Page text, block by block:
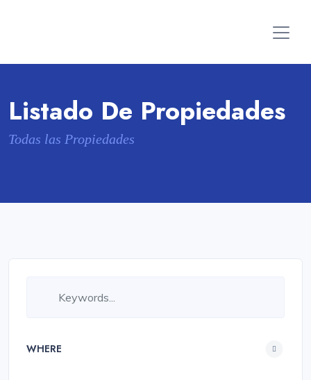
Listado De Propiedades
Todas las Propiedades
WHERE